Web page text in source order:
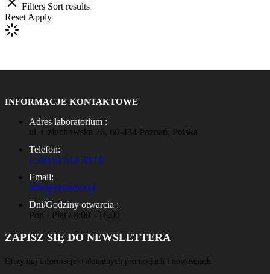
Filters Sort results
Reset Apply
INFORMACJE KONTAKTOWE
Adres laboratorium :
ul. Człuchowska 26, 60-434 Poznań, Polska
Telefon:
(+48) 61 610 39 10
Email:
info@vet-nova.pl
Dni/Godziny otwarcia :
Pon - Piąt / 8:00 - 16.00
ZAPISZ SIĘ DO NEWSLETTERA
Otrzymuj informacje o aktualnych promocjach i nowościach